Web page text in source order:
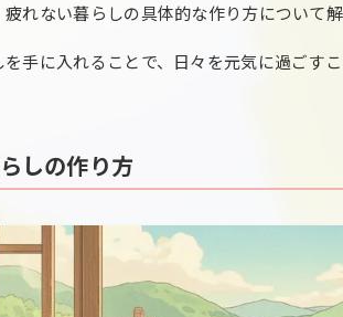
れない暮らしの具体的な作り方について解
手に入れることで、日々を元気に過ごす
しの作り方